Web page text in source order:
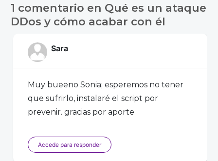
entradas
1 comentario en Qué es un ataque
DDos y cómo acabar con él
Sara
Muy bueeno Sonia; esperemos no tener
que sufrirlo, instalaré el script por
prevenir. gracias por aporte
Accede para responder